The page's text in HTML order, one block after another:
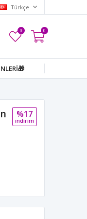
Türkçe
0 0
%17
i̇ndi̇ri̇m